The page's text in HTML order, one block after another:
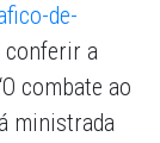
de-
conferir a
combate ao
ministrada